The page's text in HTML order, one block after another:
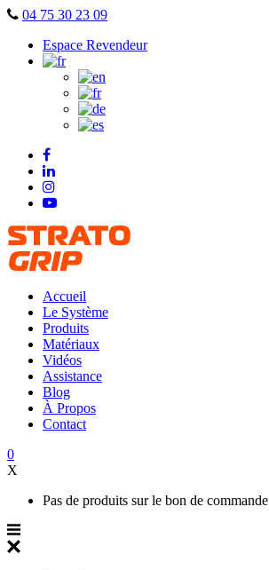
Skip
content
04 75 30 23 09
Espace Revendeur
Accueil
Le Système
Produits
Matériaux
Vidéos
Assistance
Blog
À Propos
Contact
0
X
Pas de produits sur le bon de commande